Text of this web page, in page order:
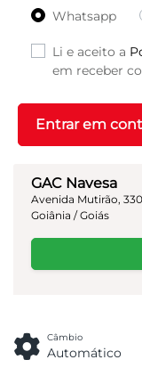
GAC Navesa
Avenida Mutirão,
Goiânia / Goiás
Whatsapp
Li e aceito a
em receber
Entrar em
Câmbio
Automático